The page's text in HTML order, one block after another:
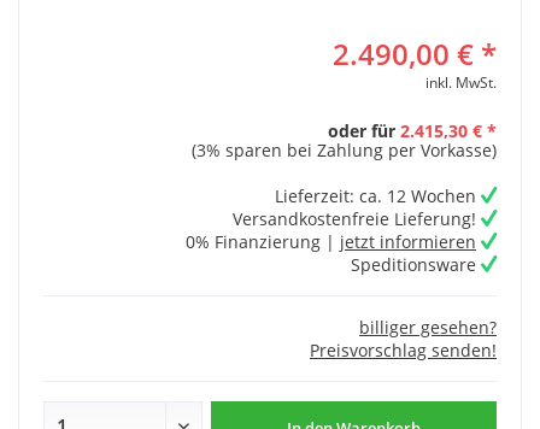
2.490,00 € *
inkl. MwSt.
oder für 2.415,30 € *
(3% sparen bei Zahlung per Vorkasse)
Lieferzeit: ca. 12 Wochen
Versandkostenfreie Lieferung!
0% Finanzierung | jetzt informieren
Speditionsware
billiger gesehen?
Preisvorschlag senden!